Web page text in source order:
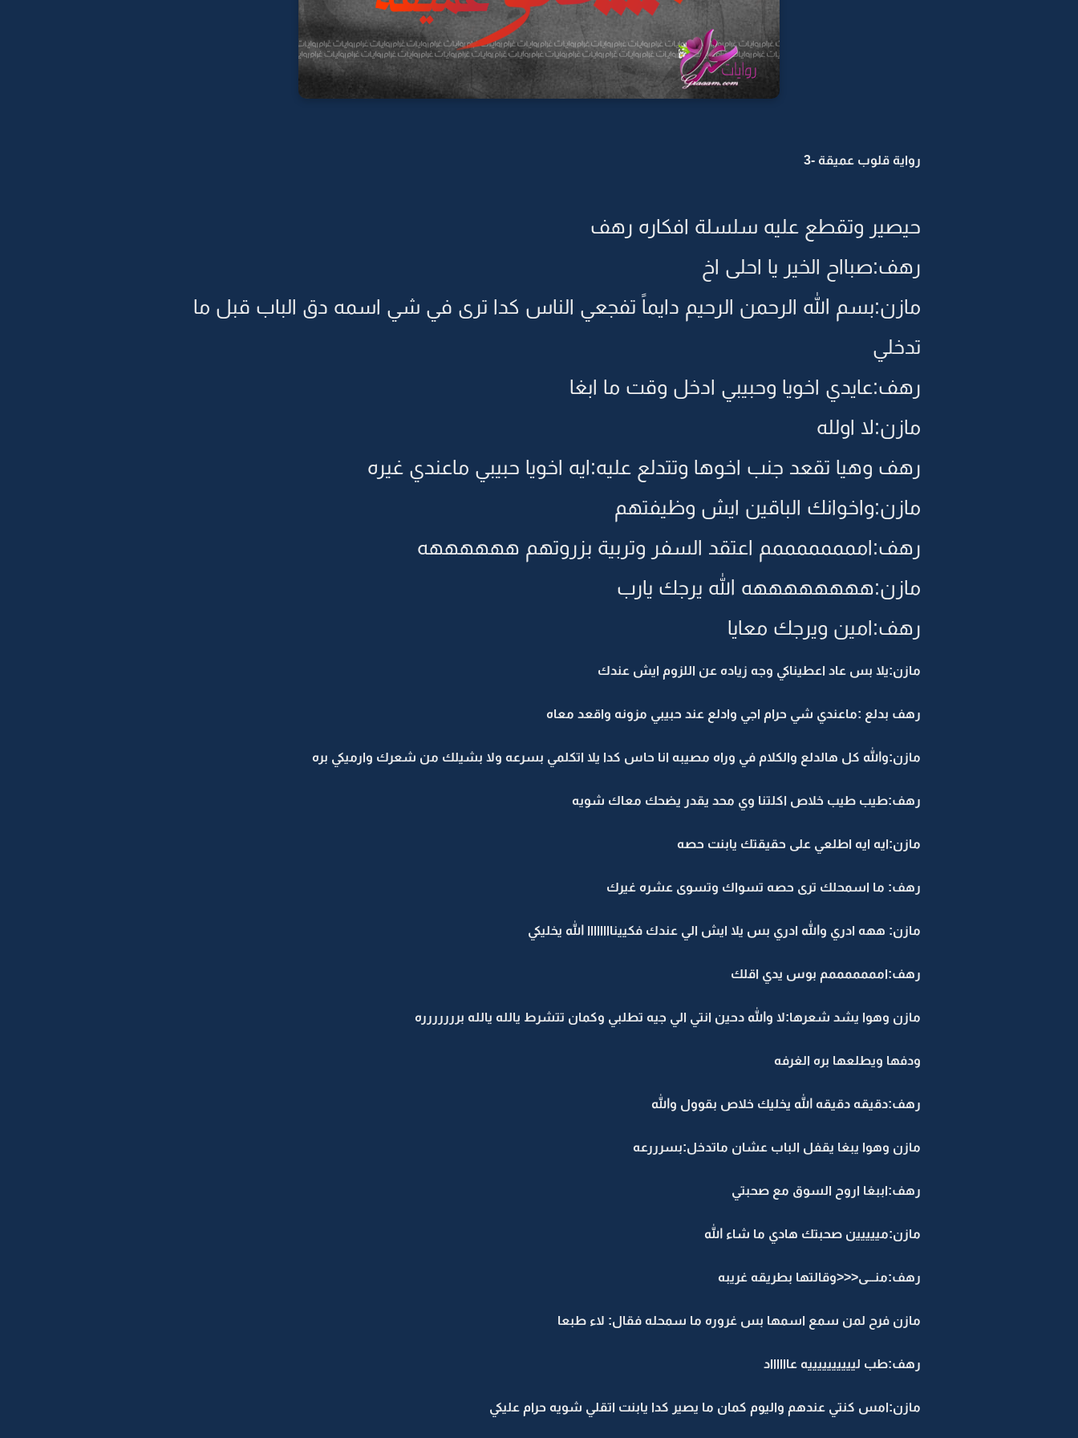
رواية قلوب عميقة -3
حيصير وتقطع عليه سلسلة افكاره رهف
رهف:صبااح الخير يا احلى اخ
مازن:بسم الله الرحمن الرحيم دايماً تفجعي الناس كدا ترى في شي اسمه دق الباب قبل ما
تدخلي
رهف:عايدي اخويا وحبيبي ادخل وقت ما ابغا
مازن:لا اولله
رهف وهيا تقعد جنب اخوها وتتدلع عليه:ايه اخويا حبيبي ماعندي غيره
مازن:واخوانك الباقين ايش وظيفتهم
رهف:اممممممممم اعتقد السفر وتربية بزروتهم ههههههه
مازن:ههههههههه الله يرجك يارب
رهف:امين ويرجك معايا
مازن:يلا بس عاد اعطيناكي وجه زياده عن اللزوم ايش عندك
رهف بدلع :ماعندي شي حرام اجي وادلع عند حبيبي مزونه واقعد معاه
مازن:والله كل هالدلع والكلام في وراه مصيبه انا حاس كدا يلا اتكلمي بسرعه ولا بشيلك من شعرك وارميكي بره
رهف:طيب طيب خلاص اكلتنا وي محد يقدر يضحك معاك شويه
مازن:ايه ايه اطلعي على حقيقتك يابنت حصه
رهف: ما اسمحلك ترى حصه تسواك وتسوى عشره غيرك
مازن: ههه ادري والله ادري بس يلا ايش الي عندك فكييناااااااا الله يخليكي
رهف:امممممممم بوس يدي اقلك
مازن وهوا يشد شعرها:لا والله دحين انتي الي جيه تطلبي وكمان تتشرط يالله يالله بررررررره
ودفها ويطلعها بره الغرفه
رهف:دقيقه دقيقه الله يخليك خلاص بقوول والله
مازن وهوا يبغا يقفل الباب عشان ماتدخل:بسرررعه
رهف:اببغا اروح السوق مع صحبتي
مازن:مييييين صحبتك هادي ما شاء الله
رهف:منـــى<<<وقالتها بطريقه غريبه
مازن فرح لمن سمع اسمها بس غروره ما سمحله فقال: لاء طبعا
رهف:طب لييييييييييه عااااااد
مازن:امس كنتي عندهم واليوم كمان ما يصير كدا يابنت اتقلي شويه حرام عليكي